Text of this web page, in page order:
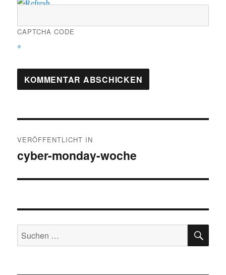
CAPTCHA CODE
*
VERÖFFENTLICHT IN
cyber-monday-woche
Suchen
nach: